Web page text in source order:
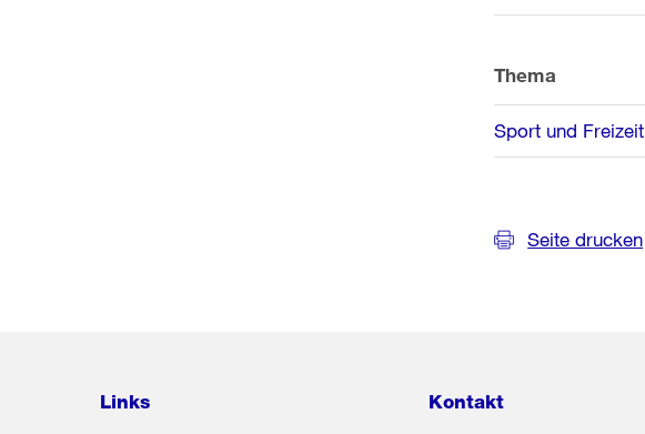
Thema
Sport und Freizeit
Seite drucken
Links Kontakt